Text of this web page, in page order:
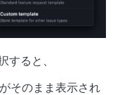
すると、
そのまま表示され